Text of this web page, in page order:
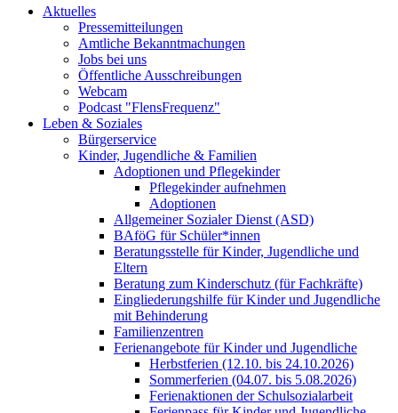
Aktuelles
Pressemitteilungen
Amtliche Bekanntmachungen
Jobs bei uns
Öffentliche Ausschreibungen
Webcam
Podcast "FlensFrequenz"
Leben & Soziales
Bürgerservice
Kinder, Jugendliche & Familien
Adoptionen und Pflegekinder
Pflegekinder aufnehmen
Adoptionen
Allgemeiner Sozialer Dienst (ASD)
BAföG für Schüler*innen
Beratungsstelle für Kinder, Jugendliche und
Eltern
Beratung zum Kinderschutz (für Fachkräfte)
Eingliederungshilfe für Kinder und Jugendliche
mit Behinderung
Familienzentren
Ferienangebote für Kinder und Jugendliche
Herbstferien (12.10. bis 24.10.2026)
Sommerferien (04.07. bis 5.08.2026)
Ferienaktionen der Schulsozialarbeit